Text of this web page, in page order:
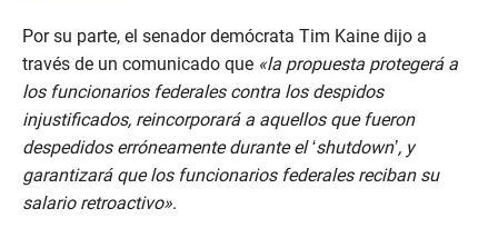
Por su parte, el senador demócrata Tim Kaine dijo a
través de un comunicado que «la propuesta protegerá a
los funcionarios federales contra los despidos
injustificados, reincorporará a aquellos que fueron
despedidos erróneamente durante el ‘shutdown’, y
garantizará que los funcionarios federales reciban su
salario retroactivo».